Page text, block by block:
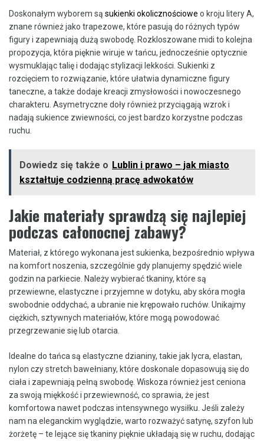
Doskonałym wyborem są sukienki okolicznościowe o kroju litery A,
znane również jako trapezowe, które pasują do różnych typów
figury i zapewniają dużą swobodę. Rozkloszowane midi to kolejna
propozycja, która pięknie wiruje w tańcu, jednocześnie optycznie
wysmuklając talię i dodając stylizacji lekkości. Sukienki z
rozcięciem to rozwiązanie, które ułatwia dynamiczne figury
taneczne, a także dodaje kreacji zmysłowości i nowoczesnego
charakteru. Asymetryczne doły również przyciągają wzrok i
nadają sukience zwiewności, co jest bardzo korzystne podczas
ruchu.
Dowiedz się także o Lublin i prawo – jak miasto
kształtuje codzienną pracę adwokatów
Jakie materiały sprawdzą się najlepiej
podczas całonocnej zabawy?
Materiał, z którego wykonana jest sukienka, bezpośrednio wpływa
na komfort noszenia, szczególnie gdy planujemy spędzić wiele
godzin na parkiecie. Należy wybierać tkaniny, które są
przewiewne, elastyczne i przyjemne w dotyku, aby skóra mogła
swobodnie oddychać, a ubranie nie krępowało ruchów. Unikajmy
ciężkich, sztywnych materiałów, które mogą powodować
przegrzewanie się lub otarcia.
Idealne do tańca są elastyczne dzianiny, takie jak lycra, elastan,
nylon czy stretch bawełniany, które doskonale dopasowują się do
ciała i zapewniają pełną swobodę. Wiskoza również jest ceniona
za swoją miękkość i przewiewność, co sprawia, że jest
komfortowa nawet podczas intensywnego wysiłku. Jeśli zależy
nam na eleganckim wyglądzie, warto rozważyć satynę, szyfon lub
żorżetę – te lejące się tkaniny pięknie układają się w ruchu, dodając